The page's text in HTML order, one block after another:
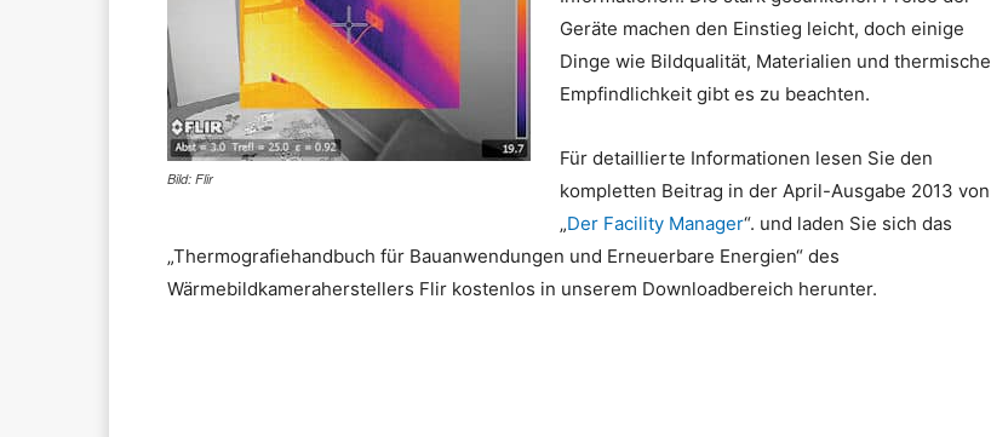
Bild: Flir
Geräte machen den Einstieg leicht, doch einige
Dinge wie Bildqualität, Materialien und thermische
Empfindlichkeit gibt es zu beachten.
Für detaillierte Informationen lesen Sie den
kompletten Beitrag in der April-Ausgabe 2013 von
„Der Facility Manager“. und laden Sie sich das
„Thermografiehandbuch für Bauanwendungen und Erneuerbare Energien“ des
Wärmebildkameraherstellers Flir kostenlos in unserem Downloadbereich herunter.